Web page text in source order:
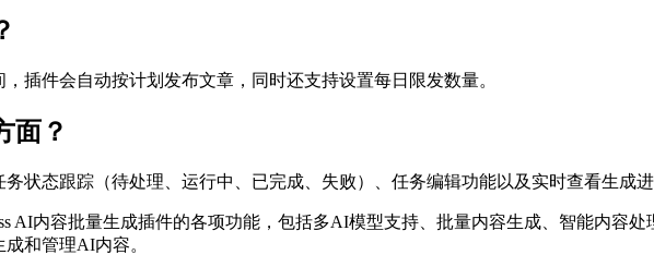
插件会自动按计划发布文章，同时还支持设置每日限发数量。
面？
状态跟踪（待处理、运行中、已完成、失败）、任务编辑功能以及实时查看生成进
AI内容批量生成插件的各项功能，包括多AI模型支持、批量内容生成、智能内容
和管理AI内容。